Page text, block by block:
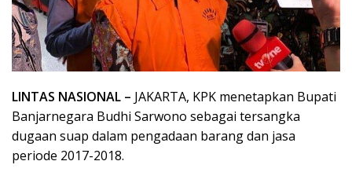
LINTAS NASIONAL – JAKARTA, KPK menetapkan Bupati
Banjarnegara Budhi Sarwono sebagai tersangka
dugaan suap dalam pengadaan barang dan jasa
periode 2017-2018.